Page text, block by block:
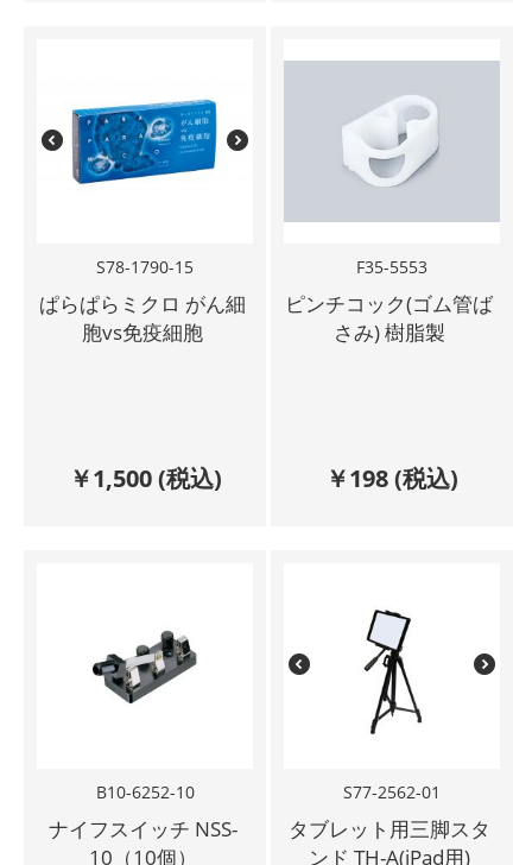
S78-1790-15
ぱらぱらミクロ がん細
胞vs免疫細胞
￥1,500(税込)
F35-5553
ピンチコック(ゴム管ば
さみ) 樹脂製
￥198(税込)
B10-6252-10
ナイフスイッチ NSS-
10（10個）
S77-2562-01
タブレット用三脚スタ
ンド TH-A(iPad用)